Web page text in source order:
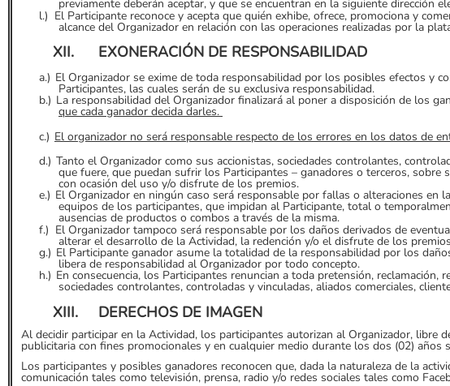
previamente deberán aceptar, y que se encuentran en la siguiente dirección
l.) El Participante reconoce y acepta que quién exhibe, ofrece, promociona y
alcance del Organizador en relación con las operaciones realizadas por la
XII. EXONERACIÓN DE RESPONSABILIDAD
a.) El Organizador se exime de toda responsabilidad por los posibles efectos y
Participantes, las cuales serán de su exclusiva responsabilidad.
b.) La responsabilidad del Organizador finalizará al poner a disposición de los
que cada ganador decida darles.
c.) El organizador no será responsable respecto de los errores en los datos de
d.) Tanto el Organizador como sus accionistas, sociedades controlantes,
que fuere, que puedan sufrir los Participantes – ganadores o terceros,
con ocasión del uso y/o disfrute de los premios.
e.) El Organizador en ningún caso será responsable por fallas o alteraciones
equipos de los participantes, que impidan al Participante, total o
ausencias de productos o combos a través de la misma.
f.) El Organizador tampoco será responsable por los daños derivados de
alterar el desarrollo de la Actividad, la redención y/o el disfrute de los
g.) El Participante ganador asume la totalidad de la responsabilidad por los
libera de responsabilidad al Organizador por todo concepto.
h.) En consecuencia, los Participantes renuncian a toda pretensión,
sociedades controlantes, controladas y vinculadas, aliados comerciales,
XIII. DERECHOS DE IMAGEN
Al decidir participar en la Actividad, los participantes autorizan al Organizador, libre
publicitaria con fines promocionales y en cualquier medio durante los dos (02)
Los participantes y posibles ganadores reconocen que, dada la naturaleza de la
comunicación tales como televisión, prensa, radio y/o redes sociales tales como